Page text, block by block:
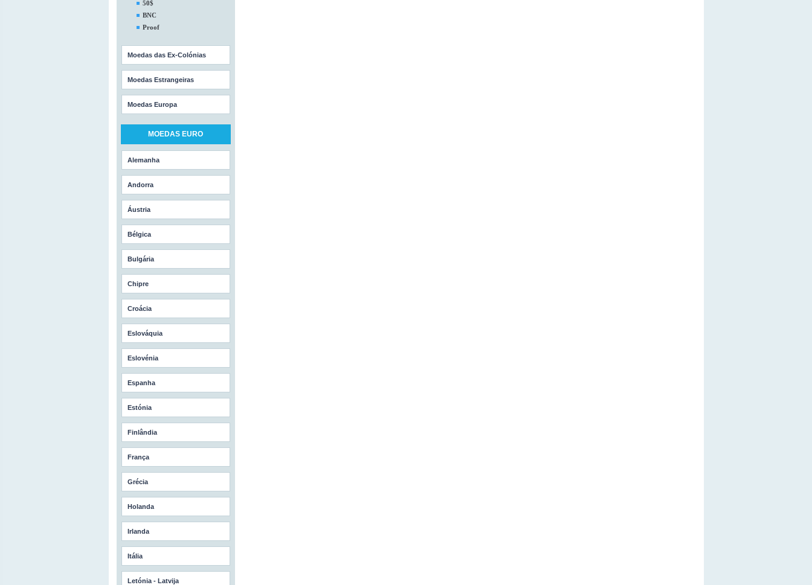
50$
BNC
Proof
Moedas das Ex-Colónias
Moedas Estrangeiras
Moedas Europa
MOEDAS EURO
Alemanha
Andorra
Áustria
Bélgica
Bulgária
Chipre
Croácia
Eslováquia
Eslovénia
Espanha
Estónia
Finlândia
França
Grécia
Holanda
Irlanda
Itália
Letónia - Latvija